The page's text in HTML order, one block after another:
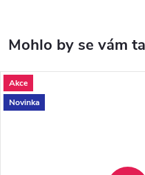
Akce
Novinka